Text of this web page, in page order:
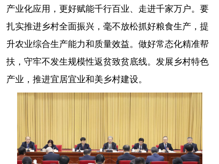
产业化应用，更好赋能千行百业、走进千家万户。要
扎实推进乡村全面振兴，毫不放松抓好粮食生产，提
升农业综合生产能力和质量效益。做好常态化精准帮
扶，守牢不发生规模性返贫致贫底线。发展乡村特色
产业，推进宜居宜业和美乡村建设。